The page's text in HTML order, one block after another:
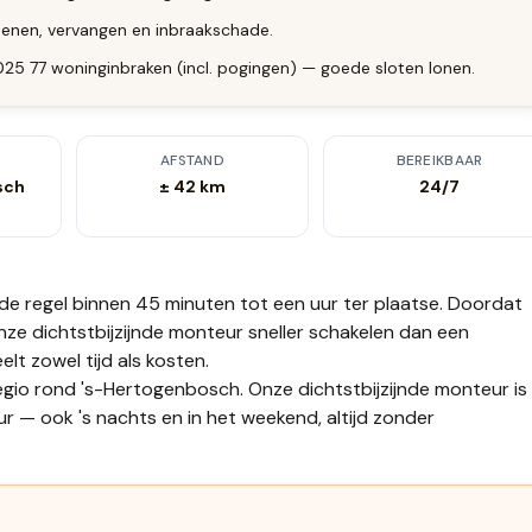
vervangen en inbraakschade.
77 woninginbraken (incl. pogingen) — goede sloten lonen.
AFSTAND
± 42 km
BEREIKBAAR
24/7
regel binnen 45 minuten tot een uur ter plaatse. Doordat
dichtstbijzijnde monteur sneller schakelen dan een
zowel tijd als kosten.
rond 's-Hertogenbosch. Onze dichtstbijzijnde monteur is
— ook 's nachts en in het weekend, altijd zonder